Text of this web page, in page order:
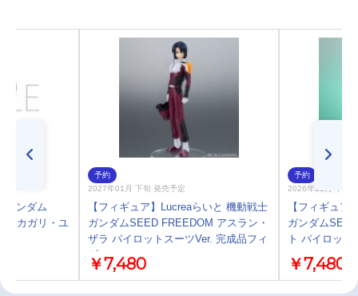
ガンダム
／カガリ・ユ
予約
2027年01月 下旬 発売予定
【フィギュア】Lucreaらいと 機動戦士
ガンダムSEED FREEDOM アスラン・
ザラ パイロットスーツVer. 完成品フィ
ギュア
￥7,480
予約
2026年12月 下旬
【フィギュア
ガンダム
ト パイロット
ュア
￥7,480